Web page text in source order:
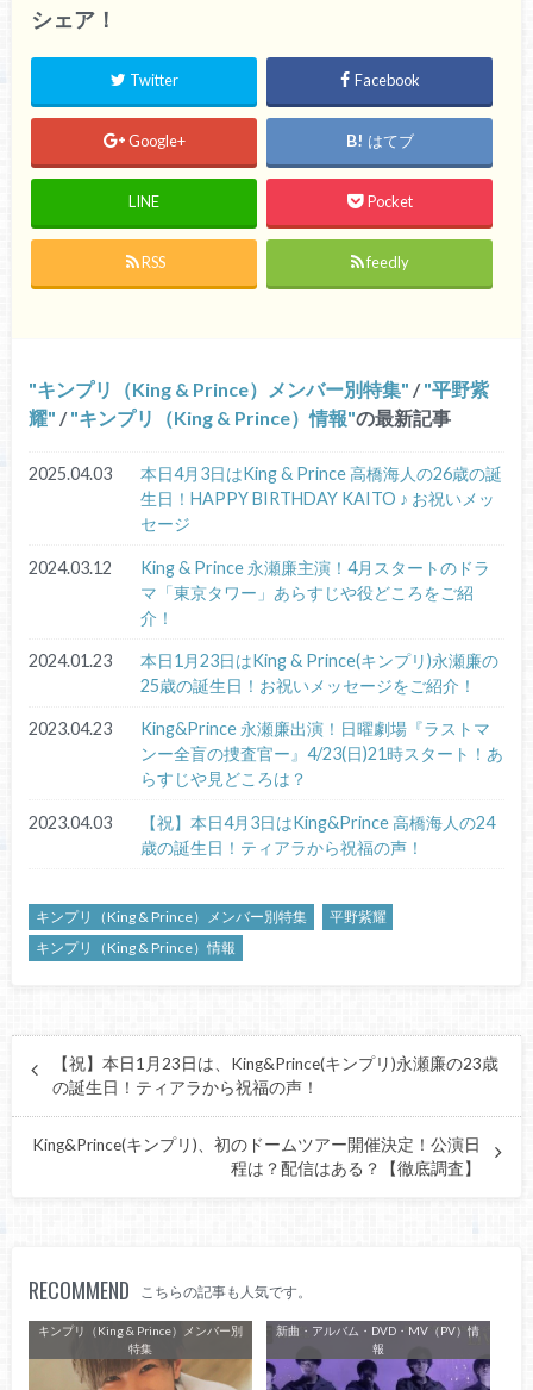
シェア！
Twitter Facebook
Google+ はてブ
LINE Pocket
RSS feedly
キンプリ（King & Prince）メンバー別特集 / 平野紫
耀 / キンプリ（King & Prince）情報 の最新記事
2025.04.03
本日4月3日はKing & Prince 高橋海人の26歳の誕
生日！HAPPY BIRTHDAY KAITO ♪ お祝いメッ
セージ
2024.03.12
King & Prince 永瀬廉主演！4月スタートのドラ
マ「東京タワー」あらすじや役どころをご紹
介！
2024.01.23
本日1月23日はKing & Prince(キンプリ)永瀬廉の
25歳の誕生日！お祝いメッセージをご紹介！
2023.04.23
King&Prince 永瀬廉出演！日曜劇場『ラストマ
ンー全盲の捜査官ー』4/23(日)21時スタート！あ
らすじや見どころは？
2023.04.03
【祝】本日4月3日はKing&Prince 高橋海人の24
歳の誕生日！ティアラから祝福の声！
キンプリ（King & Prince）メンバー別特集
平野紫耀
キンプリ（King & Prince）情報
【祝】本日1月23日は、King&Prince(キンプリ)永瀬廉の23歳
の誕生日！ティアラから祝福の声！
King&Prince(キンプリ)、初のドームツアー開催決定！公演日
程は？配信はある？【徹底調査】
RECOMMEND こちらの記事も人気です。
キンプリ（King & Prince）メンバー別
特集
新曲・アルバム・DVD・MV（PV）情
報